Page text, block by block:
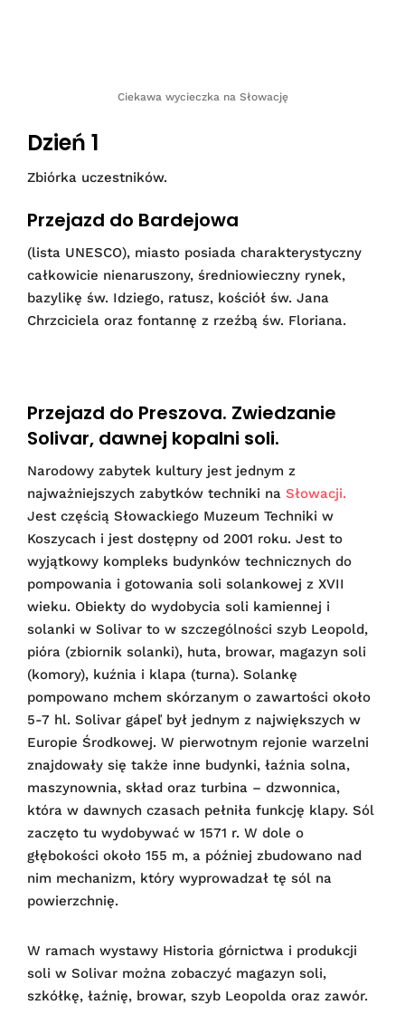
Ciekawa wycieczka na Słowację
Dzień 1
Zbiórka uczestników.
Przejazd do Bardejowa
(lista UNESCO), miasto posiada charakterystyczny
całkowicie nienaruszony, średniowieczny rynek,
bazylikę św. Idziego, ratusz, kościół św. Jana
Chrzciciela oraz fontannę z rzeźbą św. Floriana.
Przejazd do Preszova. Zwiedzanie
Solivar, dawnej kopalni soli.
Narodowy zabytek kultury jest jednym z
najważniejszych zabytków techniki na Słowacji.
Jest częścią Słowackiego Muzeum Techniki w
Koszycach i jest dostępny od 2001 roku. Jest to
wyjątkowy kompleks budynków technicznych do
pompowania i gotowania soli solankowej z XVII
wieku. Obiekty do wydobycia soli kamiennej i
solanki w Solivar to w szczególności szyb Leopold,
pióra (zbiornik solanki), huta, browar, magazyn soli
(komory), kuźnia i klapa (turna). Solankę
pompowano mchem skórzanym o zawartości około
5-7 hl. Solivar gápeľ był jednym z największych w
Europie Środkowej. W pierwotnym rejonie warzelni
znajdowały się także inne budynki, łaźnia solna,
maszynownia, skład oraz turbina – dzwonnica,
która w dawnych czasach pełniła funkcję klapy. Sól
zaczęto tu wydobywać w 1571 r. W dole o
głębokości około 155 m, a później zbudowano nad
nim mechanizm, który wyprowadzał tę sól na
powierzchnię.
W ramach wystawy Historia górnictwa i produkcji
soli w Solivar można zobaczyć magazyn soli,
szkółkę, łaźnię, browar, szyb Leopolda oraz zawór.